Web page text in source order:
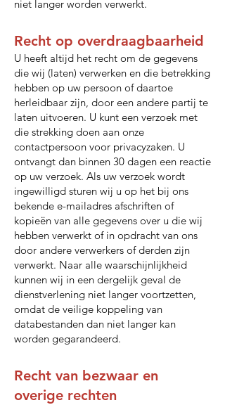
niet langer worden verwerkt.
Recht op overdraagbaarheid
U heeft altijd het recht om de gegevens
die wij (laten) verwerken en die betrekking
hebben op uw persoon of daartoe
herleidbaar zijn, door een andere partij te
laten uitvoeren. U kunt een verzoek met
die strekking doen aan onze
contactpersoon voor privacyzaken. U
ontvangt dan binnen 30 dagen een reactie
op uw verzoek. Als uw verzoek wordt
ingewilligd sturen wij u op het bij ons
bekende e-mailadres afschriften of
kopieën van alle gegevens over u die wij
hebben verwerkt of in opdracht van ons
door andere verwerkers of derden zijn
verwerkt. Naar alle waarschijnlijkheid
kunnen wij in een dergelijk geval de
dienstverlening niet langer voortzetten,
omdat de veilige koppeling van
databestanden dan niet langer kan
worden gegarandeerd.
Recht van bezwaar en
overige rechten